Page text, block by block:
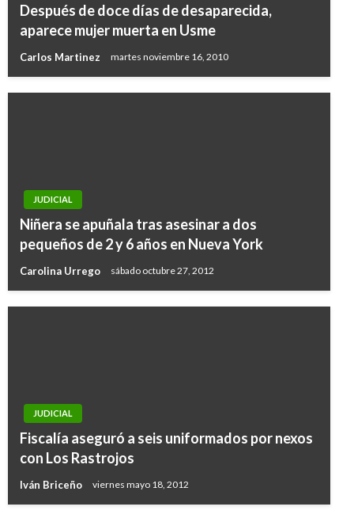
Después de doce días de desaparecida,
aparece mujer muerta en Usme
Carlos Martinez martes noviembre 16, 2010
JUDICIAL
Niñera se apuñala tras asesinar a dos
pequeños de 2 y 6 años en Nueva York
Carolina Urrego sábado octubre 27, 2012
JUDICIAL
Fiscalía aseguró a seis uniformados por nexos
con Los Rastrojos
Iván Briceño viernes mayo 18, 2012